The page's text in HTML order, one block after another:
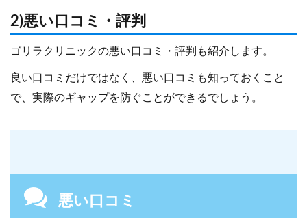
2)悪い口コミ・評判
ゴリラクリニックの悪い口コミ・評判も紹介します。
良い口コミだけではなく、悪い口コミも知っておくこと
で、実際のギャップを防ぐことができるでしょう。
悪い口コミ